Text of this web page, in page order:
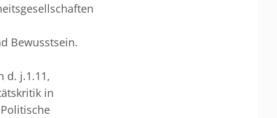
Bewusstsein.
d. j.1.11,
in